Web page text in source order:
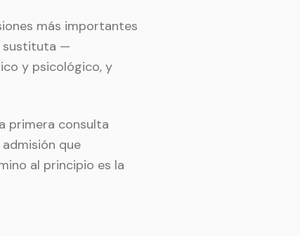
más importantes
sustituta —
y psicológico, y
primera consulta
que
al principio es la